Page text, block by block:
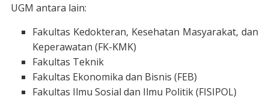
UGM antara lain:
Fakultas Kedokteran, Kesehatan Masyarakat, dan
Keperawatan (FK-KMK)
Fakultas Teknik
Fakultas Ekonomika dan Bisnis (FEB)
Fakultas Ilmu Sosial dan Ilmu Politik (FISIPOL)